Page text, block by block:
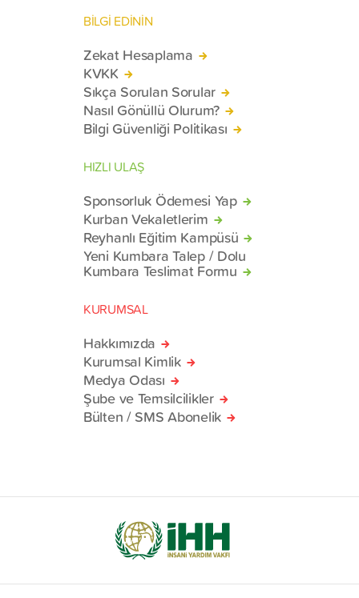
BİLGİ EDİNİN
Zekat Hesaplama
KVKK
Sıkça Sorulan Sorular
Nasıl Gönüllü Olurum?
Bilgi Güvenliği Politikası
HIZLI ULAŞ
Sponsorluk Ödemesi Yap
Kurban Vekaletlerim
Reyhanlı Eğitim Kampüsü
Yeni Kumbara Talep / Dolu
Kumbara Teslimat Formu
KURUMSAL
Hakkımızda
Kurumsal Kimlik
Medya Odası
Şube ve Temsilcilikler
Bülten / SMS Abonelik